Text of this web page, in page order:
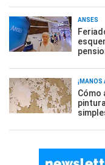
ANSES
¡MANOS
Cómo